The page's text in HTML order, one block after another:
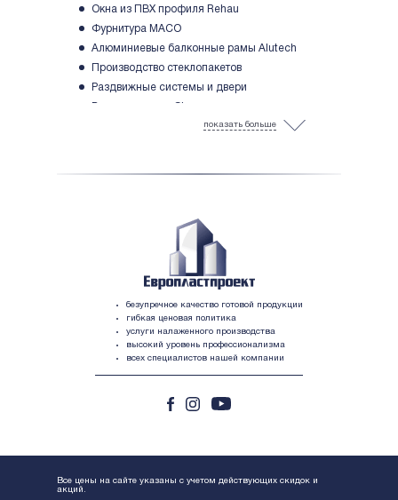
безупречное качество готовой продукции
гибкая ценовая политика
услуги налаженного производства
высокий уровень профессионализма
всех специалистов нашей компании
Окна из ПВХ профиля Rehau
Фурнитура МACO
Алюминиевые балконные рамы Alutech
Производство стеклопакетов
Раздвижные системы и двери
Отделка откосов для пластиковых окон
Ламинация оконного профиля ПВХ
Гарантийное обслуживание
Изготовление витражей
Тонировка окон
показать больше
Все цены на сайте указаны с учетом действующих скидок и
акций.